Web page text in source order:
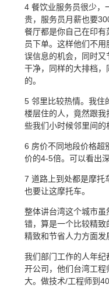
4 餐饮业服务员很少，
贵，服务员月薪也要
餐厅都是你自己在印
员下单。这样他们不
误信息的机会，同时
干净，同样的大排档
的。
5 邻里比较热情。我住
楼层住的人，竟然跟
些我们小时候邻里间的
6 房价不同地段价格超
价的4-5倍。可以看出
7 道路上到处都是摩托
也要让这摩托车。
整体讲台湾这个城市
错，算是一个比较精
精致和节省人力方面发
我们部门工作的人年
开公司，他们台湾工
大。做技术/工程师到